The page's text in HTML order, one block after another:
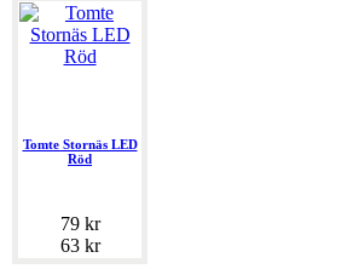
Tomte Stornäs LED
Röd
79 kr
63 kr